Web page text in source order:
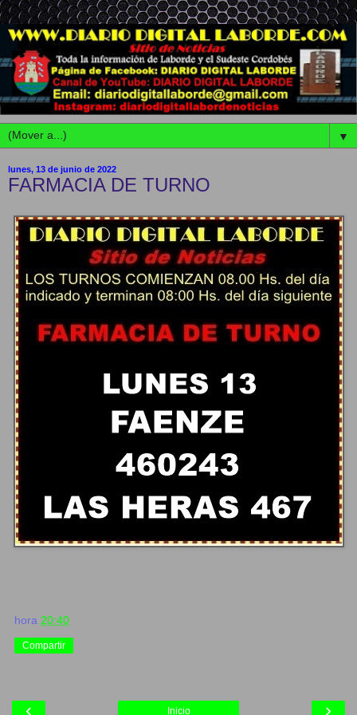
▼
lunes, 13 de junio de 2022
FARMACIA DE TURNO
hora 20:40
Compartir
‹ ›
Inicio